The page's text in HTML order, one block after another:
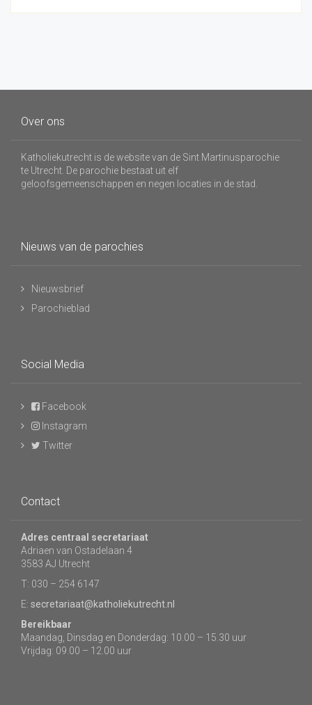
Over ons
Katholiekutrecht is de website van de Sint Martinusparochie
te Utrecht. De parochie bestaat uit elf
geloofsgemeenschappen en negen locaties in de stad.
Nieuws van de parochies
Nieuwsbrief
Parochieblad
Social Media
Facebook
Instagram
Twitter
Contact
Adres centraal secretariaat
Adriaen van Ostadelaan 4
3583 AJ Utrecht
T: 030 – 254 6147
E: secretariaat@katholiekutrecht.nl
Bereikbaar
Maandag, Dinsdag en Donderdag: 10.00 – 15.30 uur
Vrijdag: 09.00 – 12.00 uur